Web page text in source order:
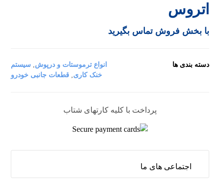
اتروس
با بخش فروش تماس بگیرید
دسته بندی ها انواع ترموستات و درپوش سیستم
خنک کاری قطعات جانبی خودرو
پرداخت با کلیه کارتهای شتاب